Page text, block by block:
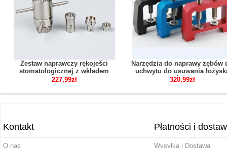
Zestaw naprawczy rękojeści
stomatologicznej z wkładem
turbiny dentystycznej
227,99zł
Narzędzia do naprawy zębów
uchwytu do usuwania
rękojeści turbiny
320,99zł
Kontakt
O nas
Płatności i
Wysyłka i Dostawa